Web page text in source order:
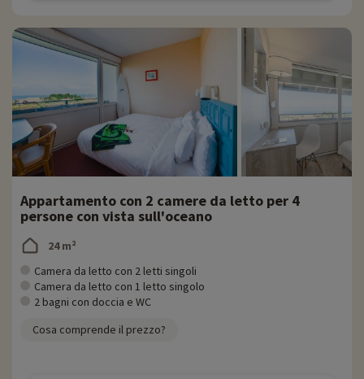
Appartamento con 2 camere da letto per 4
persone con vista sull'oceano
24 m²
Camera da letto con 2 letti singoli
Camera da letto con 1 letto singolo
2 bagni con doccia e WC
Cosa comprende il prezzo?